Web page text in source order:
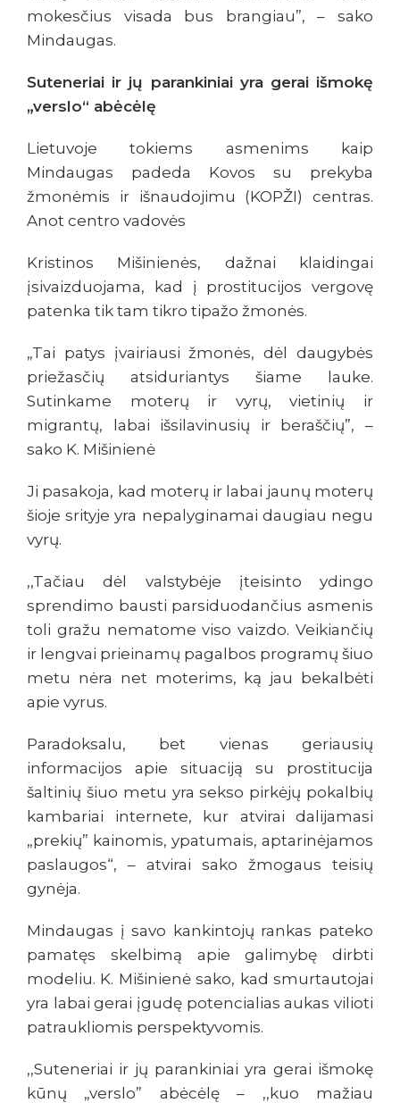
mokesčius visada bus brangiau”, – sako
Mindaugas.
Suteneriai ir jų parankiniai yra gerai išmokę
„verslo“ abėcėlę
Lietuvoje tokiems asmenims kaip
Mindaugas padeda Kovos su prekyba
žmonėmis ir išnaudojimu (KOPŽI) centras.
Anot centro vadovės
Kristinos Mišinienės, dažnai klaidingai
įsivaizduojama, kad į prostitucijos vergovę
patenka tik tam tikro tipažo žmonės.
„Tai patys įvairiausi žmonės, dėl daugybės
priežasčių atsiduriantys šiame lauke.
Sutinkame moterų ir vyrų, vietinių ir
migrantų, labai išsilavinusių ir beraščių”, –
sako K. Mišinienė
Ji pasakoja, kad moterų ir labai jaunų moterų
šioje srityje yra nepalyginamai daugiau negu
vyrų.
,,Tačiau dėl valstybėje įteisinto ydingo
sprendimo bausti parsiduodančius asmenis
toli gražu nematome viso vaizdo. Veikiančių
ir lengvai prieinamų pagalbos programų šiuo
metu nėra net moterims, ką jau bekalbėti
apie vyrus.
Paradoksalu, bet vienas geriausių
informacijos apie situaciją su prostitucija
šaltinių šiuo metu yra sekso pirkėjų pokalbių
kambariai internete, kur atvirai dalijamasi
„prekių” kainomis, ypatumais, aptarinėjamos
paslaugos“, – atvirai sako žmogaus teisių
gynėja.
Mindaugas į savo kankintojų rankas pateko
pamatęs skelbimą apie galimybę dirbti
modeliu. K. Mišinienė sako, kad smurtautojai
yra labai gerai įgudę potencialias aukas vilioti
patraukliomis perspektyvomis.
,,Suteneriai ir jų parankiniai yra gerai išmokę
kūnų „verslo” abėcėlę – ,,kuo mažiau